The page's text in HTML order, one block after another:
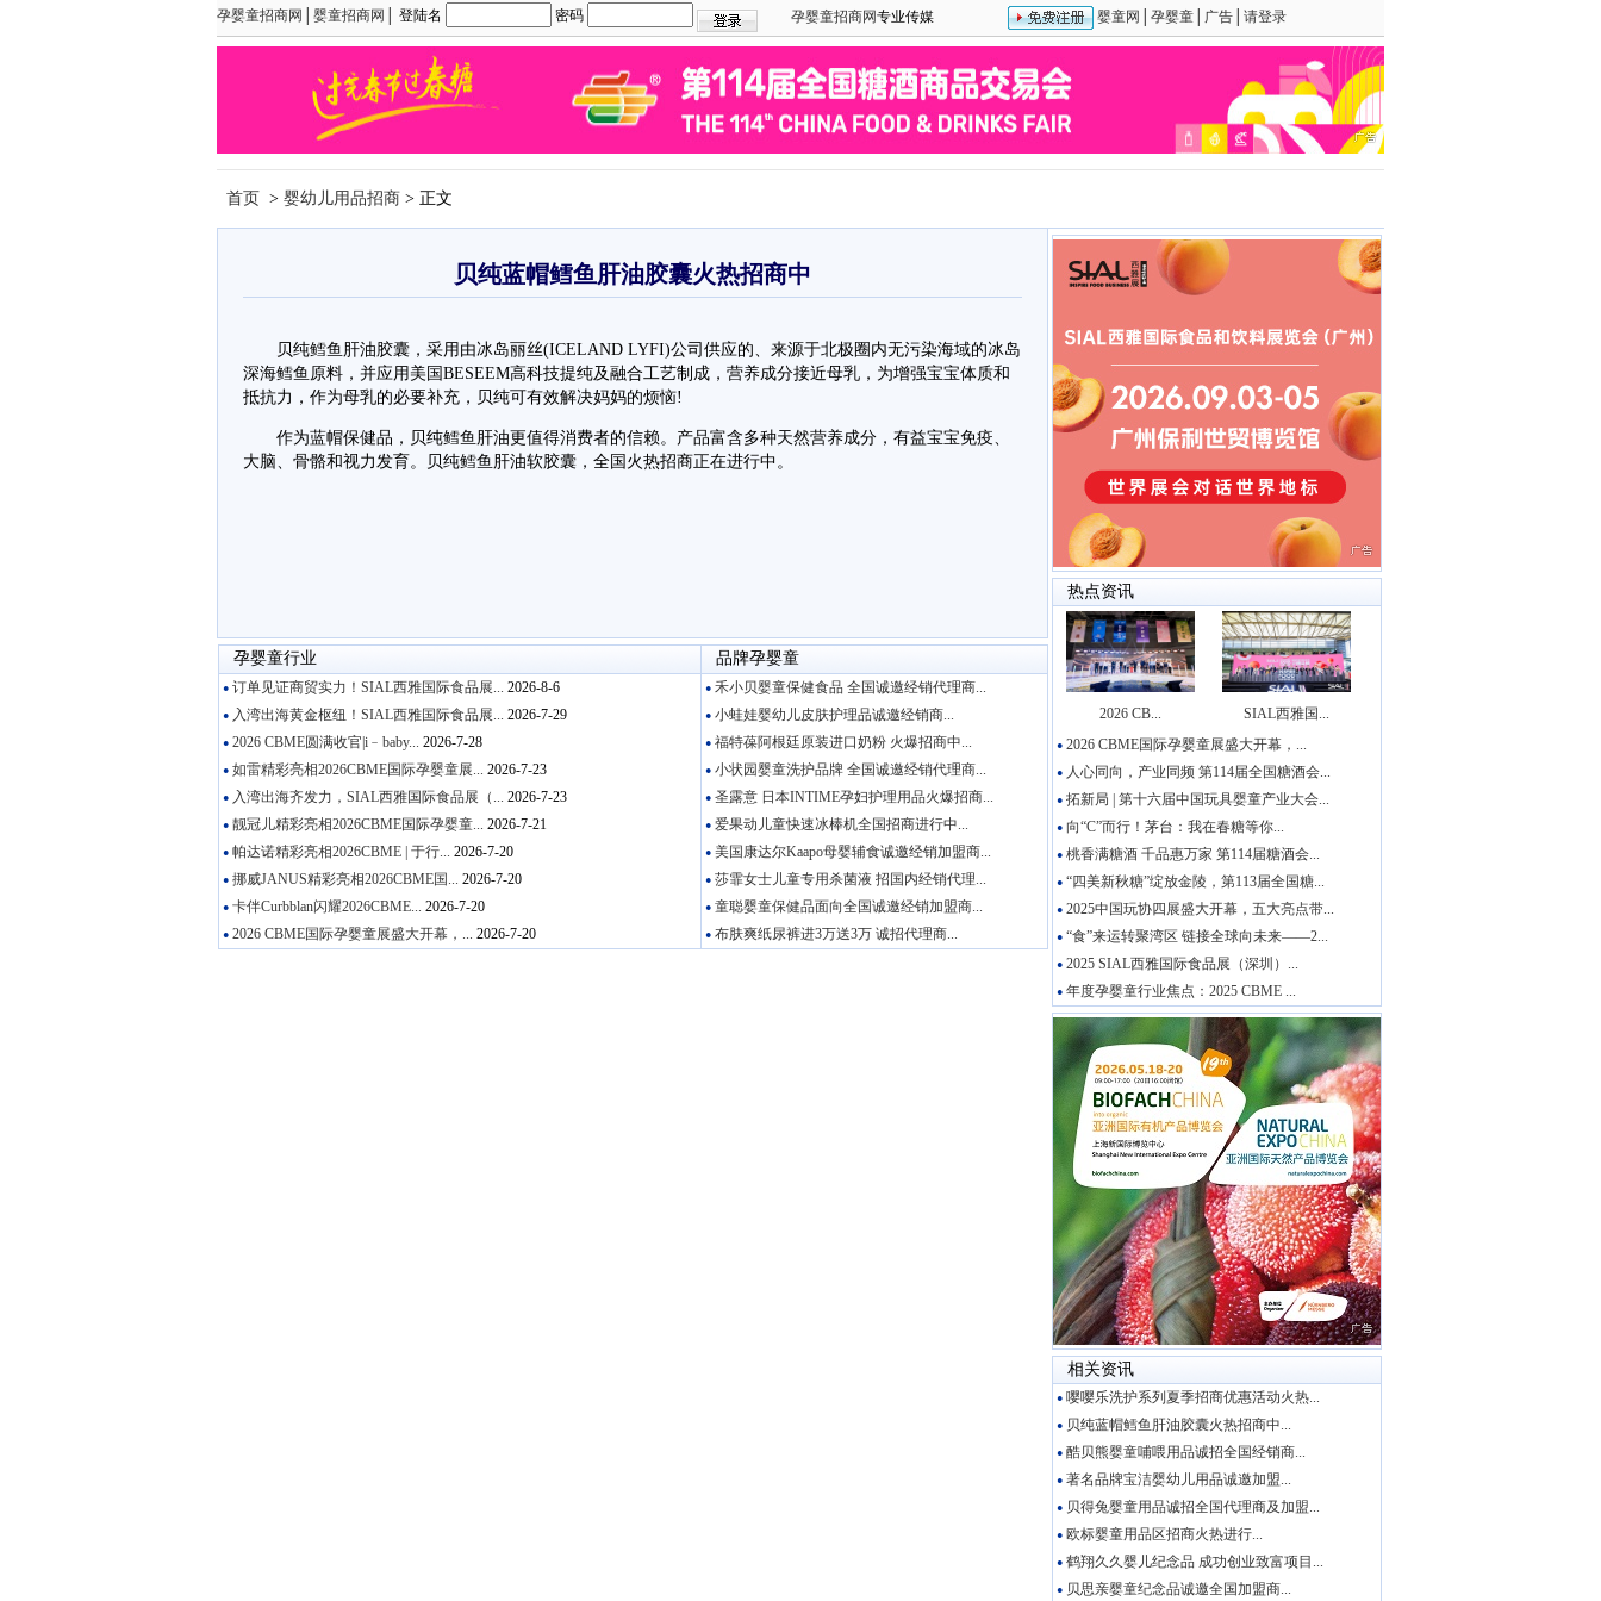
孕婴童招商网 婴童招商网 │ 登陆名 密码 孕婴童招商网专业传媒 婴童网 孕婴童 广告 请登录
首页 > 婴幼儿用品招商 > 正文
贝纯蓝帽鳕鱼肝油胶囊火热招商中
贝纯鳕鱼肝油胶囊，采用由冰岛丽丝(ICELAND LYFI)公司供应的、来源于北极圈内无污染海域的冰岛
深海鳕鱼原料，并应用美国BESEEM高科技提纯及融合工艺制成，营养成分接近母乳，为增强宝宝体质和
抵抗力，作为母乳的必要补充，贝纯可有效解决妈妈的烦恼!
作为蓝帽保健品，贝纯鳕鱼肝油更值得消费者的信赖。产品富含多种天然营养成分，有益宝宝免疫、
大脑、骨骼和视力发育。贝纯鳕鱼肝油软胶囊，全国火热招商正在进行中。
孕婴童行业 品牌孕婴童
●订单见证商贸实力！SIAL西雅国际食品展... 2026-8-6
●入湾出海黄金枢纽！SIAL西雅国际食品展... 2026-7-29
●2026 CBME圆满收官|i﹣baby... 2026-7-28
●如雷精彩亮相2026CBME国际孕婴童展... 2026-7-23
●入湾出海齐发力，SIAL西雅国际食品展（... 2026-7-23
●靓冠儿精彩亮相2026CBME国际孕婴童... 2026-7-21
●帕达诺精彩亮相2026CBME | 于行... 2026-7-20
●挪威JANUS精彩亮相2026CBME国... 2026-7-20
●卡伴Curbblan闪耀2026CBME... 2026-7-20
●2026 CBME国际孕婴童展盛大开幕，... 2026-7-20
●禾小贝婴童保健食品 全国诚邀经销代理商...
●小蛙娃婴幼儿皮肤护理品诚邀经销商...
●福特葆阿根廷原装进口奶粉 火爆招商中...
●小状园婴童洗护品牌 全国诚邀经销代理商...
●圣露意 日本INTIME孕妇护理用品火爆招商...
●爱果动儿童快速冰棒机全国招商进行中...
●美国康达尔Kaapo母婴辅食诚邀经销加盟商...
●莎霏女士儿童专用杀菌液 招国内经销代理...
●童聪婴童保健品面向全国诚邀经销加盟商...
●布肤爽纸尿裤进3万送3万 诚招代理商...
热点资讯
2026 CB... SIAL西雅国...
●2026 CBME国际孕婴童展盛大开幕，...
●人心同向，产业同频 第114届全国糖酒会...
●拓新局 | 第十六届中国玩具婴童产业大会...
●向“C”而行！茅台：我在春糖等你...
●桃香满糖酒 千品惠万家 第114届糖酒会...
●“四美新秋糖”绽放金陵，第113届全国糖...
●2025中国玩协四展盛大开幕，五大亮点带...
●“食”来运转聚湾区 链接全球向未来——2...
●2025 SIAL西雅国际食品展（深圳）...
●年度孕婴童行业焦点：2025 CBME ...
相关资讯
●嘤嘤乐洗护系列夏季招商优惠活动火热...
●贝纯蓝帽鳕鱼肝油胶囊火热招商中...
●酷贝熊婴童哺喂用品诚招全国经销商...
●著名品牌宝洁婴幼儿用品诚邀加盟...
●贝得兔婴童用品诚招全国代理商及加盟...
●欧标婴童用品区招商火热进行...
●鹤翔久久婴儿纪念品 成功创业致富项目...
●贝思亲婴童纪念品诚邀全国加盟商...